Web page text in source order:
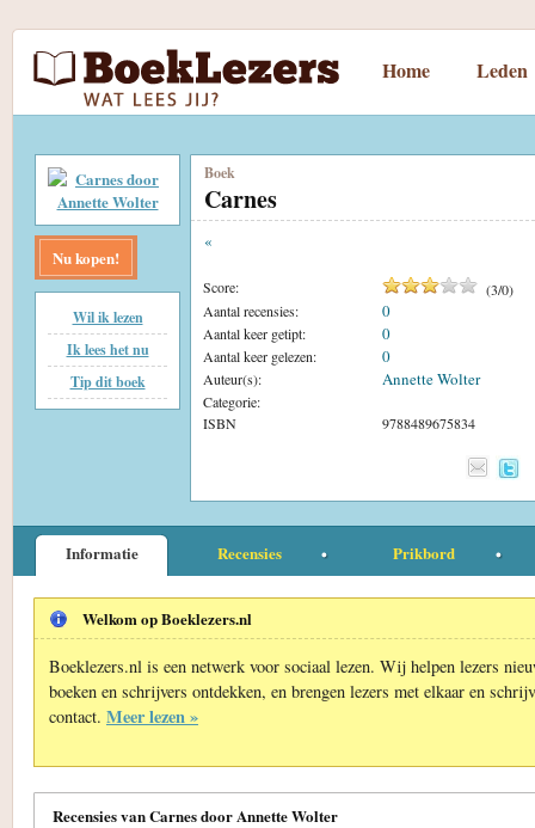
Home Leden
Nu kopen!
Wil ik lezen
Ik lees het nu
Tip dit boek
Boek
Carnes
«
Score: (3/0)
Aantal recensies:
0
Aantal keer getipt: 0
Aantal keer gelezen: 0
Auteur(s): Annette Wolter
Categorie:
ISBN
9788489675834
Informatie Recensies Prikbord
Welkom op Boeklezers.nl
Boeklezers.nl is een netwerk voor sociaal lezen. Wij helpen lezers
boeken en schrijvers ontdekken, en brengen lezers met elkaar en
contact. Meer lezen »
Recensies van Carnes door Annette Wolter